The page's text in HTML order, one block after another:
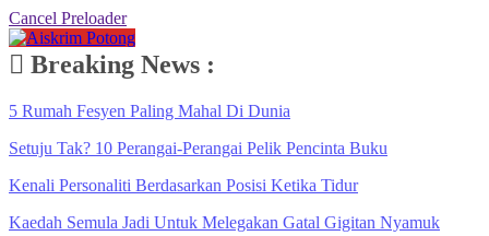
Cancel Preloader
Breaking News :
5 Rumah Fesyen Paling Mahal Di Dunia
Setuju Tak? 10 Perangai-Perangai Pelik Pencinta Buku
Kenali Personaliti Berdasarkan Posisi Ketika Tidur
Kaedah Semula Jadi Untuk Melegakan Gatal Gigitan Nyamuk